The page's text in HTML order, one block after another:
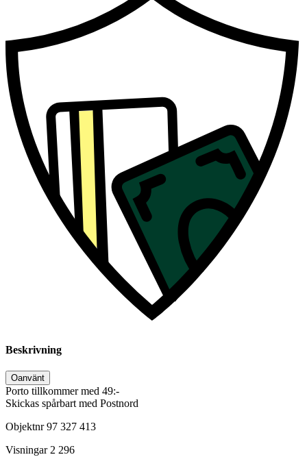
Beskrivning
Oanvänt
Porto tillkommer med 49:-
Skickas spårbart med Postnord
Objektnr 97 327 413
Visningar 2 296